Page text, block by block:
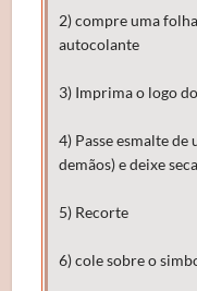
2) compre uma
autocolante
3) Imprima o logo
4) Passe esmalte
demãos) e deixe
5) Recorte
6) cole sobre o